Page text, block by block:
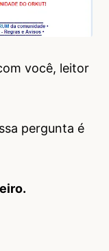
você, leitor
pergunta é